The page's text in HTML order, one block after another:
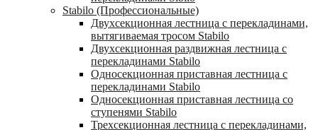
Stabilo (Профессиональные)
Двухсекционная лестница с перекладинами,
вытягиваемая тросом Stabilo
Двухсекционная раздвижная лестница с
перекладинами Stabilo
Односекционная приставная лестница с
перекладинами Stabilo
Односекционная приставная лестница со
ступенями Stabilo
Трехсекционная лестница с перекладинами,